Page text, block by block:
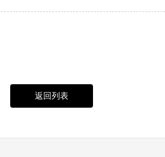
返回列表